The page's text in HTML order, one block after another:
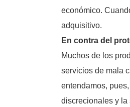
económico.
adquisitivo.
En contra del
Muchos de los
servicios de mala
entendamos,
discrecionales y la